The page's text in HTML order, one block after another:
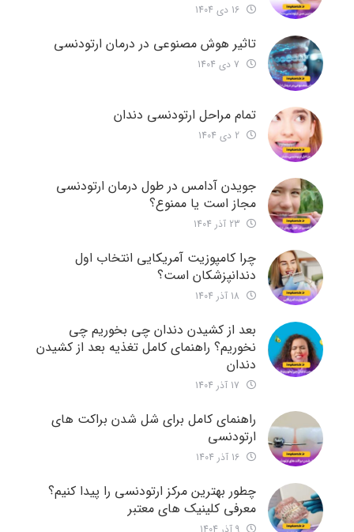
تاثیر هوش مصنوعی در درمان ارتودنسی
تمام مراحل ارتودنسی دندان
جویدن آدامس در طول درمان ارتودنسی
مجاز است یا ممنوع؟
چرا کامپوزیت آمریکایی انتخاب اول
دندانپزشکان است؟
بعد از کشیدن دندان چی بخوریم چی
نخوریم؟ راهنمای کامل تغذیه بعد از کشیدن
دندان
راهنمای کامل برای شل شدن براکت های
ارتودنسی
چطور بهترین مرکز ارتودنسی را پیدا کنیم؟
معرفی کلینیک های معتبر